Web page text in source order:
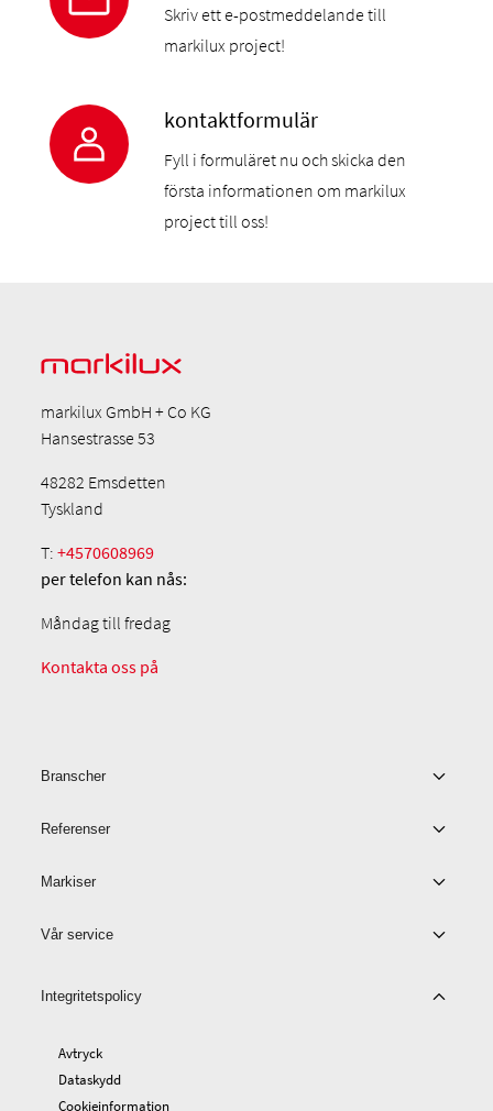
Skriv ett e-postmeddelande till
markilux project!
kontaktformulär
Fyll i formuläret nu och skicka den
första informationen om markilux
project till oss!
markilux GmbH + Co KG
Hansestrasse 53
48282 Emsdetten
Tyskland
T:+4570608969
per telefon kan nås:
Måndag till fredag
Kontakta oss på
Branscher
Referenser
Markiser
Vår service
Integritetspolicy
Avtryck
Dataskydd
Cookieinformation